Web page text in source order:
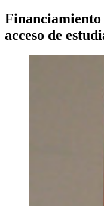
acceso de